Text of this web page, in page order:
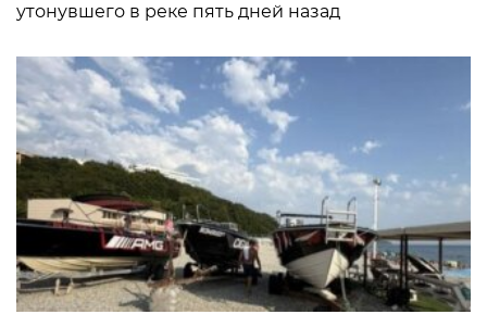
утонувшего в реке пять дней назад